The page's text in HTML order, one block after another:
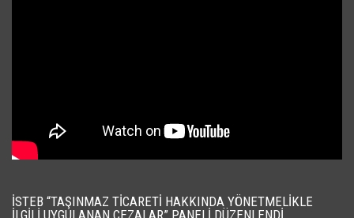
İSTEB “TAŞINMAZ TICARETI HAKKINDA YÖNETMELIKLE
İLGILI UYGULANAN CEZALAR” PANELI DÜZENLENDI